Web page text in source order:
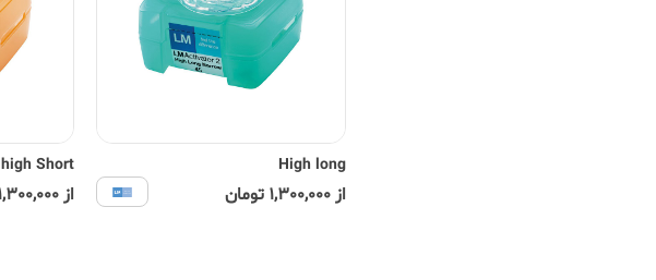
High long
از 1,300,000 تومان
high Short
از 1,300,000 تومان